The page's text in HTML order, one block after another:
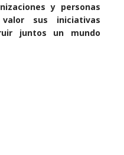
y personas
sus iniciativas
juntos un mundo